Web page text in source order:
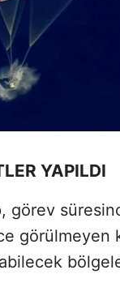
YAPILDI
görülmeyen